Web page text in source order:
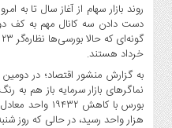
آپ
و
فن
آوری
بانک
،
بیمه
روند بازار سهام از آغاز سال تا
دست دادن سه کانال مهم به کف
خرداد هستند.
نماگر‌های بازار سرمایه باز هم